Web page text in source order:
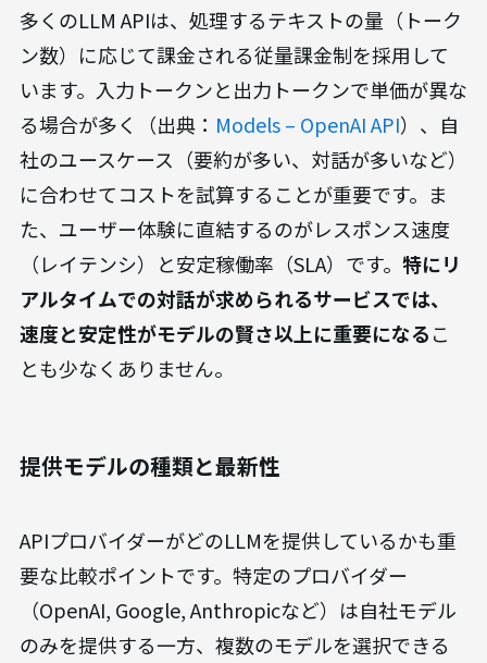
多くのLLM APIは、処理するテキストの量（トーク
ン数）に応じて課金される従量課金制を採用して
います。入力トークンと出力トークンで単価が異な
る場合が多く（出典： Models – OpenAI API）、自
社のユースケース（要約が多い、対話が多いなど）
に合わせてコストを試算することが重要です。ま
た、ユーザー体験に直結するのがレスポンス速度
（レイテンシ）と安定稼働率（SLA）です。 特にリ
アルタイムでの対話が求められるサービスでは、
速度と安定性がモデルの賢さ以上に重要になるこ
とも少なくありません。
提供モデルの種類と最新性
APIプロバイダーがどのLLMを提供しているかも重
要な比較ポイントです。特定のプロバイダー
（OpenAI, Google, Anthropicなど）は自社モデル
のみを提供する一方、複数のモデルを選択できる